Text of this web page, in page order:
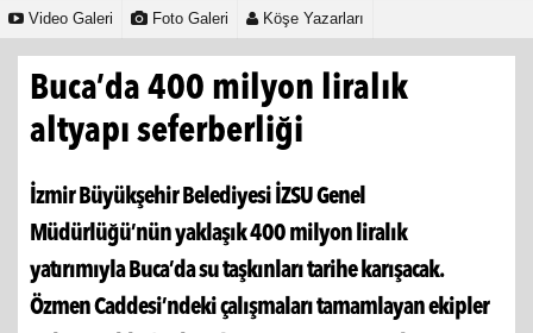
Video Galeri Foto Galeri Köşe Yazarları
Buca’da 400 milyon liralık
altyapı seferberliği
İzmir Büyükşehir Belediyesi İZSU Genel
Müdürlüğü’nün yaklaşık 400 milyon liralık
yatırımıyla Buca’da su taşkınları tarihe karışacak.
Özmen Caddesi’ndeki çalışmaları tamamlayan ekipler